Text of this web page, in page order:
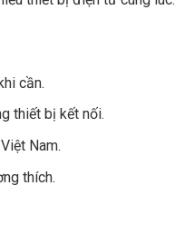
cần.
thiết bị kết nối.
Nam.
thích.